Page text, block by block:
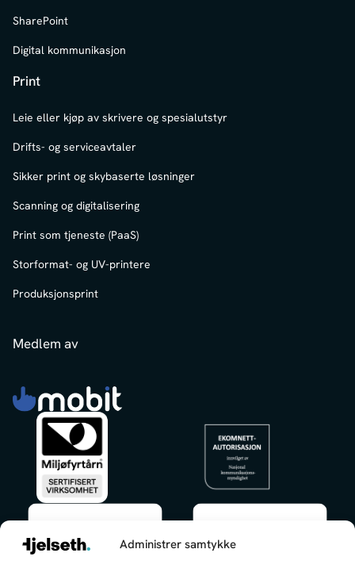
Administrer samtykke
SharePoint
Digital kommunikasjon
Print
Leie eller kjøp av skrivere og spesialutstyr
Drifts- og serviceavtaler
Sikker print og skybaserte løsninger
Scanning og digitalisering
Print som tjeneste (PaaS)
Storformat- og UV-printere
Produksjonsprint
Medlem av